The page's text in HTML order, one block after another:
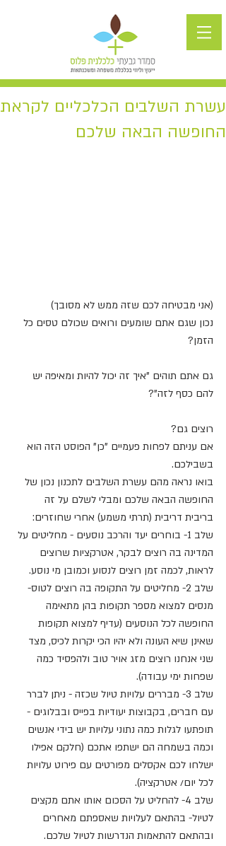
עשרת השלבים הכלכליים לקראת
החופשה הבאה שלכם
(אני מבטיחה לכם שזה ממש לא מסובך)
נכון שגם אתם שומעים ורואים שכולם טסים כל
הזמן?
גם אתם תוהים "איך זה יכול להיות ומאיפה יש
להם כסף לזה"?
רוצים גם?
אם עניתם לפחות פעמיים "כן" הפוסט הזה הוא
בשבילכם.
בואו נראה מהם עשרת השלבים לתכנון נכון של
החופשה הבאה שלכם ומבלי לשלם על זה
בריבית דריבית (תרתי משמע) אחרי שחוזרים:
שלב 1- בוחרים יעד והרכב נוסעים - מחליטים על
המדינה בה רוצים לבקר, אטרקציות שרוצים
לראות, לכמה זמן רוצים לנסוע וכמובן מי נוסע.
שלב 2- מחליטים על התקופה בה רוצים לטוס-
מנסים למצוא מספר תקופות בהן מתאימה
החופשה לכל הנוסעים (עדיף למצוא תקופות
שאינן שיא העונה ולא יהיו הכי יקרות לכיס, מצד
שני אנחנו רוצים מזג אויר טוב ולהפסיד כמה
שפחות ימי עבודה).
שלב 3- מבררים עלויות טיול שכזה - ניתן לברר
עם חברים, בקבוצות יעודיות בפייס ובבלוגים -
תופתעו לגלות כמה נתוני עלויות יש בידי אנשים
וכמה בשמחה הם ישתפו אתכם (חלקם אפילו
ישלחו לכם אקסלים מפורטים עם פירוט עלויות
לכל יום/ אטרקציה).
שלב 4- להחליט על הסכום אותו אתם מקצים
לטיול- בהתאם לעלויות שאספתם מאחרים
ובהתאם להתאמות הנדרשות לטיול שלכם.